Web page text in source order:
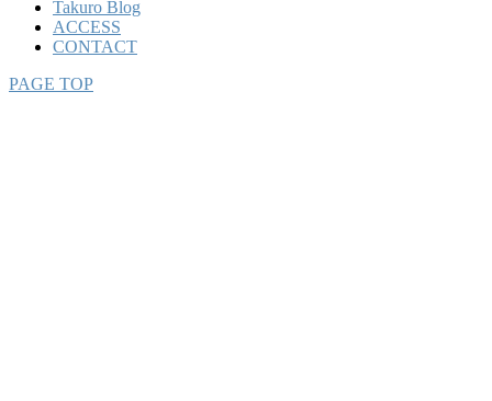
Takuro Blog
ACCESS
CONTACT
PAGE TOP